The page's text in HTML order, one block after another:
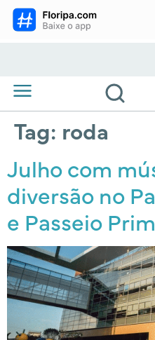
Tag: roda
Julho com
diversão no
e Passeio